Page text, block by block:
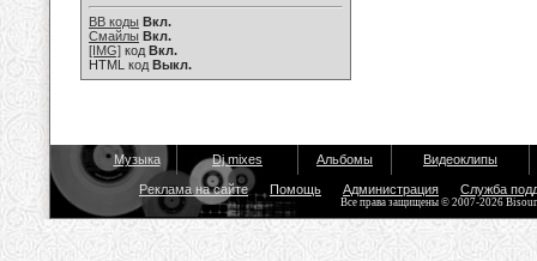
BB коды Вкл.
Смайлы Вкл.
[IMG] код Вкл.
HTML код Выкл.
Музыка Dj mixes Альбомы Видеоклипы
Реклама на сайте Помощь Администрация Служба
Все права защищены © 2007-2026